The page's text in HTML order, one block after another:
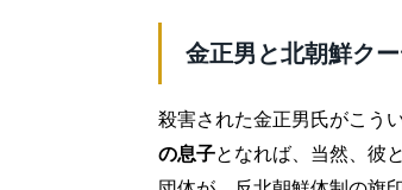
金正男と北朝鮮ク
殺害された金正男氏がこう
の息子となれば、当然、彼